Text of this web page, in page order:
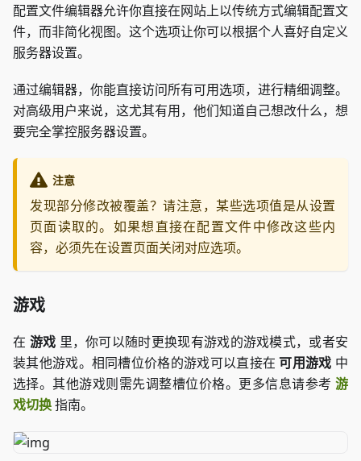
配置文件编辑器允许你直接在网站上以传统方式编辑配置文
件，而非简化视图。这个选项让你可以根据个人喜好自定义
服务器设置。
通过编辑器，你能直接访问所有可用选项，进行精细调整。
对高级用户来说，这尤其有用，他们知道自己想改什么，想
要完全掌控服务器设置。
注意
发现部分修改被覆盖？请注意，某些选项值是从设置
页面读取的。如果想直接在配置文件中修改这些内
容，必须先在设置页面关闭对应选项。
游戏
在 游戏 里，你可以随时更换现有游戏的游戏模式，或者安
装其他游戏。相同槽位价格的游戏可以直接在可用游戏 中
选择。其他游戏则需先调整槽位价格。更多信息请参考 游
戏切换指南。